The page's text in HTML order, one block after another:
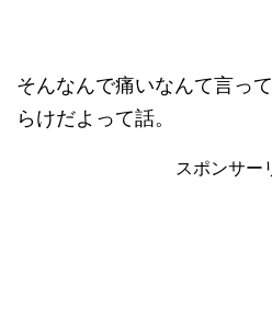
そんなんで痛いなんて言っ
らけだよって話。
スポンサー